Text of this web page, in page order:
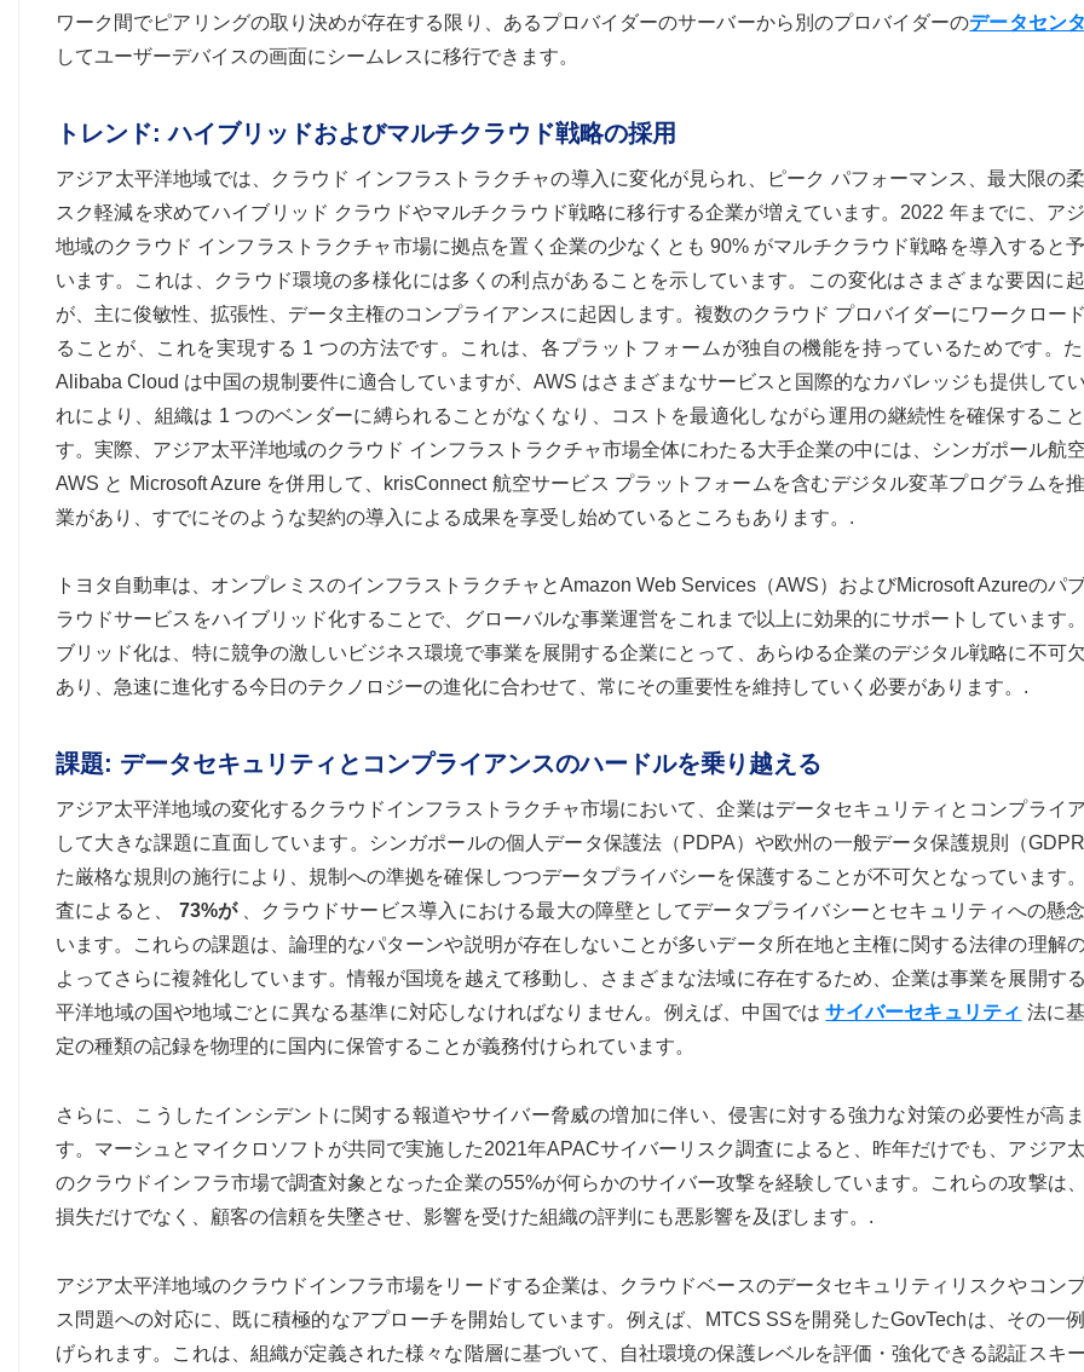
ワーク間でピアリングの取り決めが存在する限り、あるプロバイダーのサーバーから別のプロバイダーのデータセン
してユーザーデバイスの画面にシームレスに移行できます。
トレンド: ハイブリッドおよびマルチクラウド戦略の採用
アジア太平洋地域では、クラウド インフラストラクチャの導入に変化が見られ、ピーク パフォーマンス、最大限の
スク軽減を求めてハイブリッド クラウドやマルチクラウド戦略に移行する企業が増えています。2022 年までに、ア
地域のクラウド インフラストラクチャ市場に拠点を置く企業の少なくとも 90% がマルチクラウド戦略を導入すると
います。これは、クラウド環境の多様化には多くの利点があることを示しています。この変化はさまざまな要因に
が、主に俊敏性、拡張性、データ主権のコンプライアンスに起因します。複数のクラウド プロバイダーにワークロー
ることが、これを実現する 1 つの方法です。これは、各プラットフォームが独自の機能を持っているためです。
Alibaba Cloud は中国の規制要件に適合していますが、AWS はさまざまなサービスと国際的なカバレッジも提供して
れにより、組織は 1 つのベンダーに縛られることがなくなり、コストを最適化しながら運用の継続性を確保するこ
す。実際、アジア太平洋地域のクラウド インフラストラクチャ市場全体にわたる大手企業の中には、シンガポール航
AWS と Microsoft Azure を併用して、krisConnect 航空サービス プラットフォームを含むデジタル変革プログラムを
業があり、すでにそのような契約の導入による成果を享受し始めているところもあります。.
トヨタ自動車は、オンプレミスのインフラストラクチャとAmazon Web Services（AWS）およびMicrosoft Azureのパ
ラウドサービスをハイブリッド化することで、グローバルな事業運営をこれまで以上に効果的にサポートしています
ブリッド化は、特に競争の激しいビジネス環境で事業を展開する企業にとって、あらゆる企業のデジタル戦略に不可
あり、急速に進化する今日のテクノロジーの進化に合わせて、常にその重要性を維持していく必要があります。.
課題: データセキュリティとコンプライアンスのハードルを乗り越える
アジア太平洋地域の変化するクラウドインフラストラクチャ市場において、企業はデータセキュリティとコンプライ
して大きな課題に直面しています。シンガポールの個人データ保護法（PDPA）や欧州の一般データ保護規則（
た厳格な規則の施行により、規制への準拠を確保しつつデータプライバシーを保護することが不可欠となっています
査によると、 73%が、クラウドサービス導入における最大の障壁としてデータプライバシーとセキュリティへの懸
います。これらの課題は、論理的なパターンや説明が存在しないことが多いデータ所在地と主権に関する法律の理解
よってさらに複雑化しています。情報が国境を越えて移動し、さまざまな法域に存在するため、企業は事業を展開す
平洋地域の国や地域ごとに異なる基準に対応しなければなりません。例えば、中国ではサイバーセキュリティ 法に
定の種類の記録を物理的に国内に保管することが義務付けられています。
さらに、こうしたインシデントに関する報道やサイバー脅威の増加に伴い、侵害に対する強力な対策の必要性が高
す。マーシュとマイクロソフトが共同で実施した2021年APACサイバーリスク調査によると、昨年だけでも、アジア
のクラウドインフラ市場で調査対象となった企業の55%が何らかのサイバー攻撃を経験しています。これらの攻撃は
損失だけでなく、顧客の信頼を失墜させ、影響を受けた組織の評判にも悪影響を及ぼします。.
アジア太平洋地域のクラウドインフラ市場をリードする企業は、クラウドベースのデータセキュリティリスクやコン
ス問題への対応に、既に積極的なアプローチを開始しています。例えば、MTCS SSを開発したGovTechは、その一
げられます。これは、組織が定義された様々な階層に基づいて、自社環境の保護レベルを評価・強化できる認証スキ